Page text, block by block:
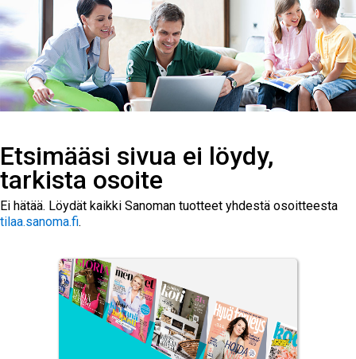
Etsimääsi sivua ei löydy,
tarkista osoite
Ei hätää. Löydät kaikki Sanoman tuotteet yhdestä osoitteesta
tilaa.sanoma.fi.